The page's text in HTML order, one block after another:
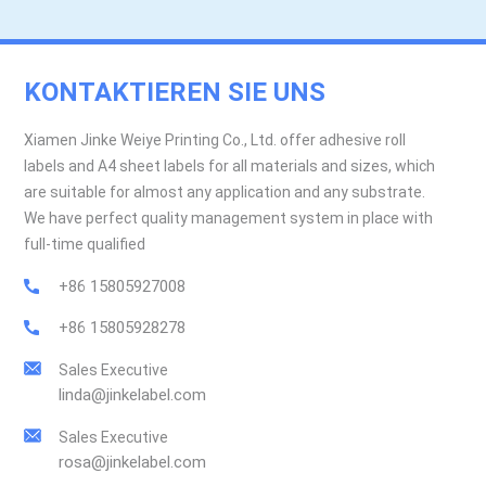
verschiedene Getränkearten und Markenidentitäten
Kühlhäusern in Europa, unter feuchten Bedingungen in Asien
oder beim Langstreckentransport nach Nordamerika – die
Etiketten bleiben unversehrt. Ihre starke Klebekraft und
Feuchtigkeitsbeständigkeit gewährleisten Zuverlässigkeit auf
globalen Märkten.4. DesignflexibilitätMetallische Effekte wie
Raffinesse und Differenzierung zu erzielen, ohne dass ein
teurer individueller Flaschendruck erforderlich ist.5.
Kaltfolienetiketten sind bei Premium-Getränken für
internationale Konsumenten weit verbreitet. Sie erfüllen die
steigende Nachfrage nach minimalistischen Verpackungen, die
KONTAKTIEREN SIE UNS
Xiamen Jinke Weiye Printing Co., Ltd. offer adhesive roll
labels and A4 sheet labels for all materials and sizes, which
are suitable for almost any application and any substrate.
We have perfect quality management system in place with
full-time qualified
+86 15805927008
+86 15805928278
Sales Executive
linda@jinkelabel.com
Sales Executive
rosa@jinkelabel.com